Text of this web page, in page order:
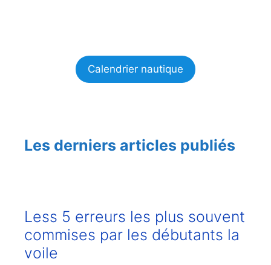
Calendrier nautique
Les derniers articles publiés
Less 5 erreurs les plus souvent
commises par les débutants la
voile